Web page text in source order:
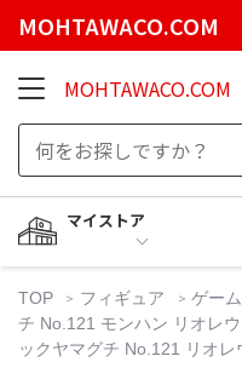
MOHTAWACO.COM
MOHTAWACO.COM
マイストア
TOP フィギュア ゲー
チ No.121 モンハン リオレ
ックヤマグチ No.121 リオ